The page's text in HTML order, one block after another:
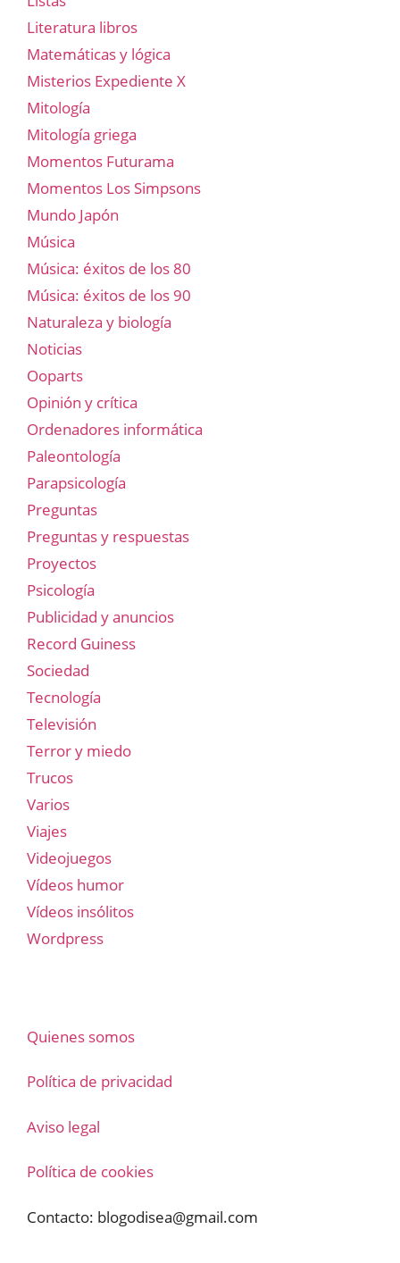
Literatura libros
Matemáticas y lógica
Misterios Expediente X
Mitología
Mitología griega
Momentos Futurama
Momentos Los Simpsons
Mundo Japón
Música
Música: éxitos de los 80
Música: éxitos de los 90
Naturaleza y biología
Noticias
Ooparts
Opinión y crítica
Ordenadores informática
Paleontología
Parapsicología
Preguntas
Preguntas y respuestas
Proyectos
Psicología
Publicidad y anuncios
Record Guiness
Sociedad
Tecnología
Televisión
Terror y miedo
Trucos
Varios
Viajes
Videojuegos
Vídeos humor
Vídeos insólitos
Wordpress
Quienes somos
Política de privacidad
Aviso legal
Política de cookies
Contacto: blogodisea@gmail.com